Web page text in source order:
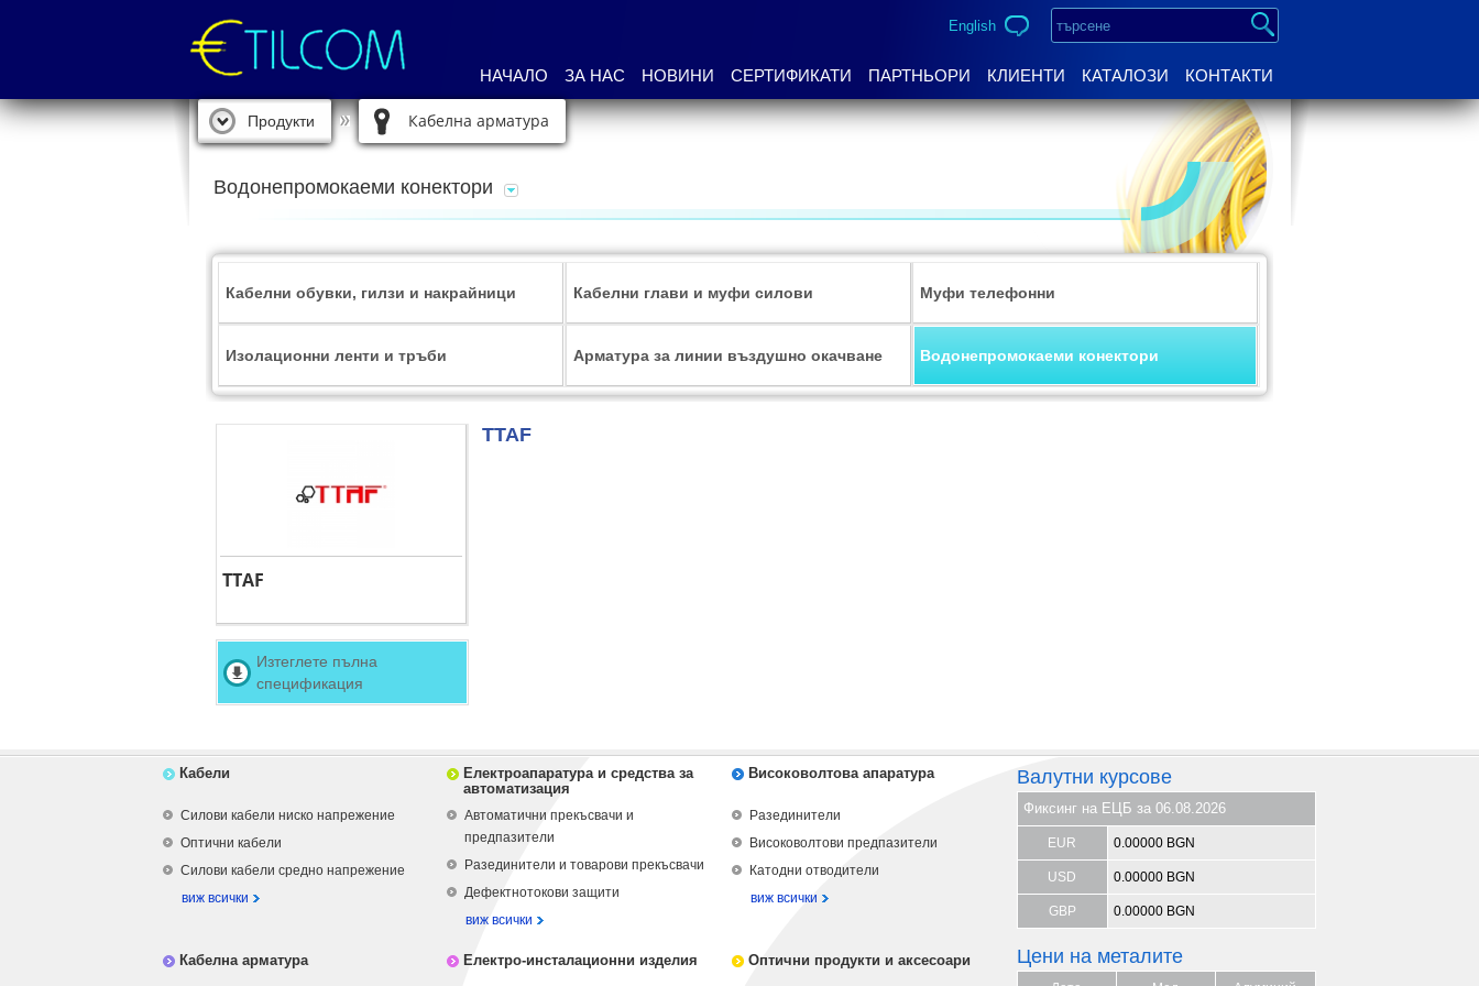
English
НАЧАЛО ЗА НАС НОВИНИ СЕРТИФИКАТИ ПАРТНЬОРИ КЛИЕНТИ КАТАЛОЗИ КОНТАКТИ
Продукти Кабелна арматура
Водонепромокаеми конектори
Кабелни обувки, гилзи и накрайници Кабелни глави и муфи силови Муфи телефонни
Изолационни ленти и тръби Арматура за линии въздушно окачване Водонепромокаеми конектори
TTAF
Изтеглете пълна
спецификация
TTAF
Кабели
Силови кабели ниско напрежение
Оптични кабели
Силови кабели средно напрежение
виж всички
Електроапаратура и средства за
автоматизация
Автоматични прекъсвачи и
предпазители
Разединители и товарови прекъсвачи
Дефектнотокови защити
виж всички
Високоволтова апаратура
Разединители
Високоволтови предпазители
Катодни отводители
виж всички
Кабелна арматура Електро-инсталационни изделия Оптични продукти и аксесоари
Валутни курсове
Фиксинг на ЕЦБ за 06.08.2026
EUR 0.00000 BGN
USD 0.00000 BGN
GBP 0.00000 BGN
Цени на металите